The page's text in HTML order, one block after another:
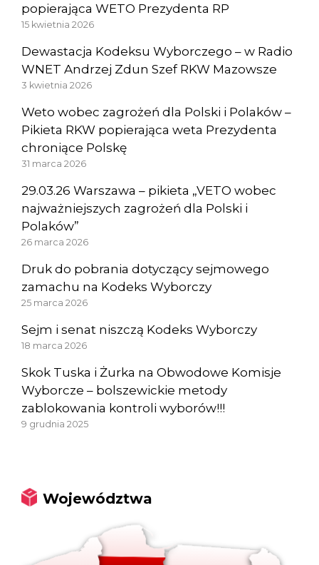
popierająca WETO Prezydenta RP
15 kwietnia 2026
Dewastacja Kodeksu Wyborczego – w Radio
WNET Andrzej Zdun Szef RKW Mazowsze
3 kwietnia 2026
Weto wobec zagrożeń dla Polski i Polaków –
Pikieta RKW popierająca weta Prezydenta
chroniące Polskę
31 marca 2026
29.03.26 Warszawa – pikieta „VETO wobec
najważniejszych zagrożeń dla Polski i
Polaków”
26 marca 2026
Druk do pobrania dotyczący sejmowego
zamachu na Kodeks Wyborczy
25 marca 2026
Sejm i senat niszczą Kodeks Wyborczy
18 marca 2026
Skok Tuska i Żurka na Obwodowe Komisje
Wyborcze – bolszewickie metody
zablokowania kontroli wyborów!!!
9 grudnia 2025
Województwa